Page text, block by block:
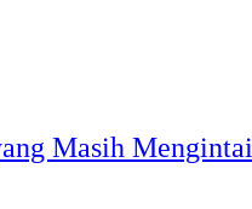
Masih Mengintai